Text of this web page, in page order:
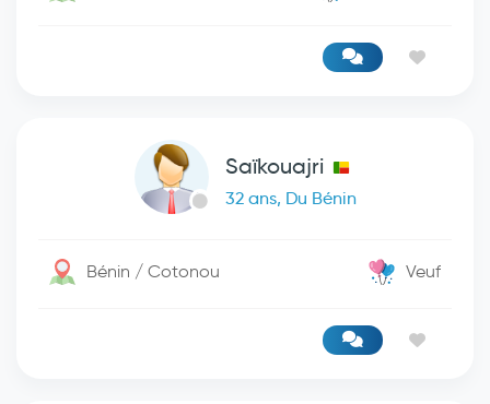
Saïkouajri
32 ans, Du Bénin
Bénin / Cotonou Veuf